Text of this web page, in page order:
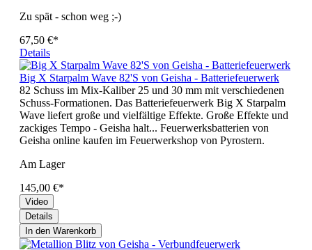
Zu spät - schon weg ;-)
67,50 €*
Details
Big X Starpalm Wave 82'S von Geisha - Batteriefeuerwerk
82 Schuss im Mix-Kaliber 25 und 30 mm mit verschiedenen
Schuss-Formationen. Das Batteriefeuerwerk Big X Starpalm
Wave liefert große und vielfältige Effekte. Große Effekte und
zackiges Tempo - Geisha halt... Feuerwerksbatterien von
Geisha online kaufen im Feuerwerkshop von Pyrostern.
Am Lager
145,00 €*
Video
Details
In den Warenkorb